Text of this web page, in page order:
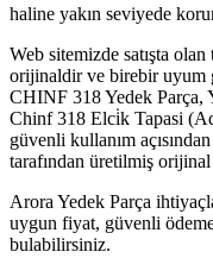
haline yakın seviyede
Web sitemizde satışta
orijinaldir ve birebir uyum
CHINF 318 Yedek
Chinf 318 Elci̇k Tapasi
güvenli kullanım
tarafından üretilmiş
Arora Yedek Parça
uygun fiyat, güvenli ödeme
bulabilirsiniz.